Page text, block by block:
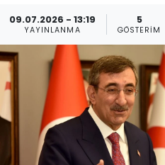
09.07.2026 - 13:19
YAYINLANMA
5
GÖSTERIM
KKTC YEREL SEÇİM
Kültür Sanat
Magazin
Moda